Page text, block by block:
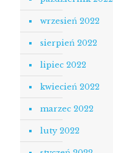
wrzesień 2022
sierpień 2022
lipiec 2022
kwiecień 2022
marzec 2022
luty 2022